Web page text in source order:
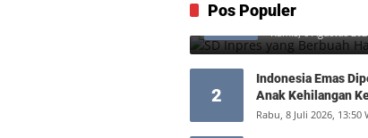
Pos Populer
1
Nobel
Kamis, 6 Agustus
2
Indonesia Emas
Anak Kehilangan
Rabu, 8 Juli 2026, 13:50